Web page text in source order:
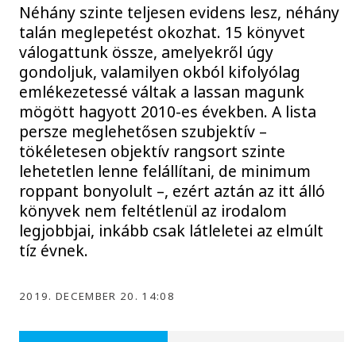
Néhány szinte teljesen evidens lesz, néhány
talán meglepetést okozhat. 15 könyvet
válogattunk össze, amelyekről úgy
gondoljuk, valamilyen okból kifolyólag
emlékezetessé váltak a lassan magunk
mögött hagyott 2010-es években. A lista
persze meglehetősen szubjektív –
tökéletesen objektív rangsort szinte
lehetetlen lenne felállítani, de minimum
roppant bonyolult –, ezért aztán az itt álló
könyvek nem feltétlenül az irodalom
legjobbjai, inkább csak látleletei az elmúlt
tíz évnek.
2019. DECEMBER 20. 14:08